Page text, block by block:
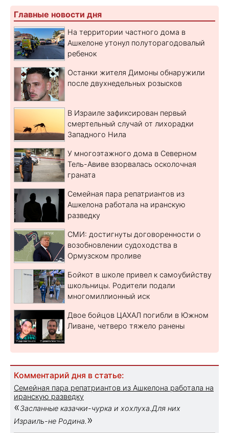
Главные новости дня
На территории частного дома в
Ашкелоне утонул полуторагодовалый
ребенок
Останки жителя Димоны обнаружили
после двухнедельных розысков
В Израиле зафиксирован первый
смертельный случай от лихорадки
Западного Нила
У многоэтажного дома в Северном
Тель-Авиве взорвалась осколочная
граната
Семейная пара репатриантов из
Ашкелона работала на иранскую
разведку
СМИ: достигнуты договоренности о
возобновлении судоходства в
Ормузском проливе
Бойкот в школе привел к самоубийству
школьницы. Родители подали
многомиллионный иск
Двое бойцов ЦАХАЛ погибли в Южном
Ливане, четверо тяжело ранены
Комментарий дня в статье:
Семейная пара репатриантов из Ашкелона работала на
иранскую разведку
«Засланные казачки-чурка и хохлуха.Для них
Израиль-не Родина. »